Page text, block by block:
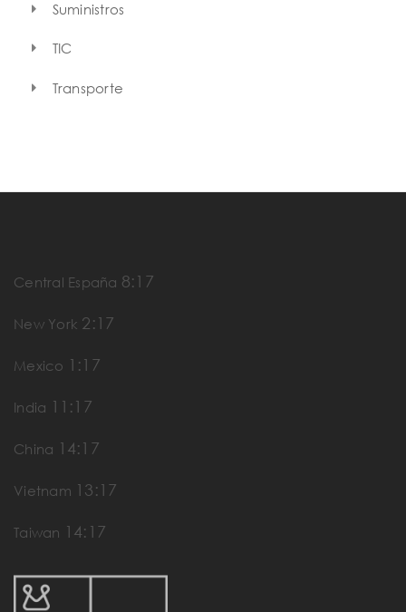
Suministros
TIC
Transporte
Central España 8:17
New York 2:17
Mexico 1:17
India 11:17
China 14:17
Vietnam 13:17
Taiwan 14:17